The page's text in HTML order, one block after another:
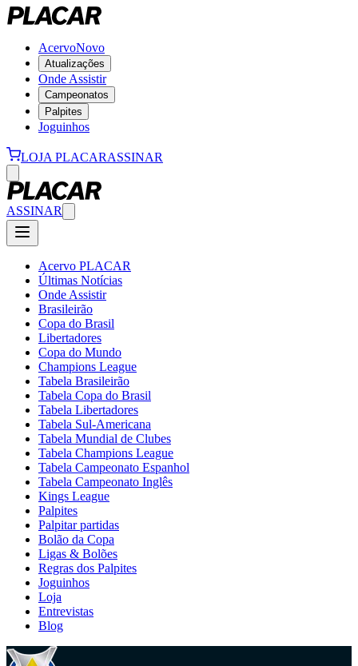
AcervoNovo
Atualizações
Onde Assistir
Campeonatos
Palpites
Joguinhos
LOJA PLACARASSINAR
ASSINAR
Acervo PLACAR
Últimas Notícias
Onde Assistir
Brasileirão
Copa do Brasil
Libertadores
Copa do Mundo
Champions League
Tabela Brasileirão
Tabela Copa do Brasil
Tabela Libertadores
Tabela Sul-Americana
Tabela Mundial de Clubes
Tabela Champions League
Tabela Campeonato Espanhol
Tabela Campeonato Inglês
Kings League
Palpites
Palpitar partidas
Bolão da Copa
Ligas & Bolões
Regras dos Palpites
Joguinhos
Loja
Entrevistas
Blog